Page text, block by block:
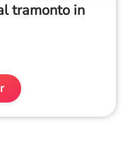
tramonto in